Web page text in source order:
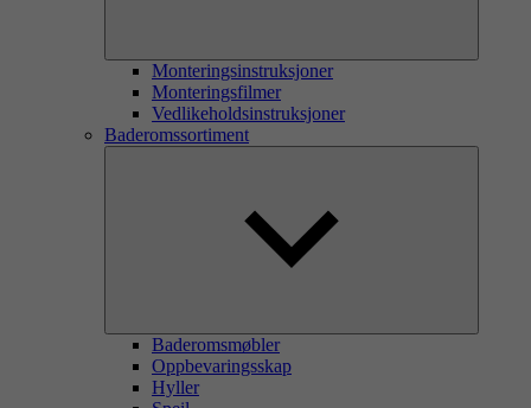
Monteringsinstruksjoner
Monteringsfilmer
Vedlikeholdsinstruksjoner
Baderomssortiment
Baderomsmøbler
Oppbevaringsskap
Hyller